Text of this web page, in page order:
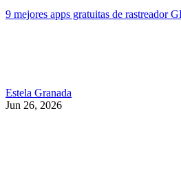
9 mejores apps gratuitas de rastreador
Estela Granada
Jun 26, 2026